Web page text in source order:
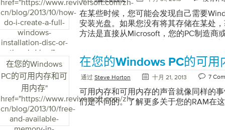
ReviverSoft蓝屏助手。如果您没有任何
ReviverSoft Answers上发布问题，或者
擎，因为其他人很可能遇到相同的错误
问题已经解决。 当您尝试解决问题时，
轻松地解决问题，为您解决自己的问题
个：选择窗口左侧的Windows日志。您
这些类别中的任何一个都会在屏幕中央
何蓝屏错误都列为“错误”。双击任何发
里，您将获得有关错误的任何相关信息
的原因提供线索。请记住，您可以使用
来检查有关这些错误的信息，并查找引
ReviverSoft Blog 。像Google和Bing这
问题的好资源。 “事件查看器可查看系
目”确定硬件是否有故障虽然BSOD死机
安全模式启动” 在“高级选项”屏幕上，您
引导选项。选择Windows启动设置 。
模式启动” 在Windows启动设置屏幕上
选项。 “重启以安全模式启动Windows
似于旧操作系统中以前的安全模式选项
括几个安全模式选项。只需选择标有安
PC将重新启动到安全模式。 “Windows
进入Windows 8安全模式（从Windows
Windows，则可以重新启动到安全模式
Explorer完全关闭。通过关闭已打开的任
接下来，同时按 Shift + Ctrl + Esc按钮打
管理器”窗口打开时，查找正在运行的任
突出显示这些任务，然后按“ 结束任务”
要打开Internet属性 。 打开“ 开始”菜单
然后找到并单击“ 网络和Internet连接”
。 “Internet Properties将为您提供许多
在，找到右上角的“ 高级”选项卡。单击
描下来的高级选项卡窗口，你会看到一
面的提示重置Internet Explorer设置 。单
href="https://www.reviversoft.com/zh-
cn/blog/2013/10/how-
do-i-create-a-full-
windows-
installation-disc-or-
thumbdrive/">
在某些时候，您可能会发现自己需要
安装光盘。如果您没有将其存储在某处
方法是直接从Microsoft，您的PC制造商
（s）给你。但是，这并不意味着你不能
单，只需下载ISO文件（ISO文件是您的
包，在国际上被认可用于在DVD或CD上
创建光盘在CD或拇指驱动器上自己。
行您的计算机的Windows版本的ISO文
随时从Microsoft或Digital River的官方零
在您的Windows
PC的可用内存和可
用内存"
href="https://www.reviversoft.com/zh-
cn/blog/2013/10/free-
and-available-
在您的Windows PC的可用
通过 Steve Horton 十月 21, 2013 7
可用内存和可用内存的声音就像同样的
们是不同的。了解更多关于您的RAM在